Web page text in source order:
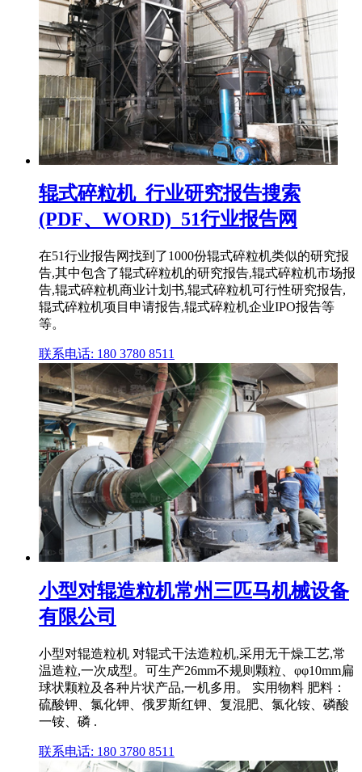
辊式碎粒机_行业研究报告搜索
(PDF、WORD)_51行业报告网
在51行业报告网找到了1000份辊式碎粒机类似的研究报
告,其中包含了辊式碎粒机的研究报告,辊式碎粒机市场报
告,辊式碎粒机商业计划书,辊式碎粒机可行性研究报告,
辊式碎粒机项目申请报告,辊式碎粒机企业IPO报告等
等。
联系电话: 180 3780 8511
小型对辊造粒机常州三匹马机械设备
有限公司
小型对辊造粒机 对辊式干法造粒机,采用无干燥工艺,常
温造粒,一次成型。可生产26mm不规则颗粒、φφ10mm扁
球状颗粒及各种片状产品,一机多用。 实用物料 肥料：
硫酸钾、氯化钾、俄罗斯红钾、复混肥、氯化铵、磷酸
一铵、磷 .
联系电话: 180 3780 8511